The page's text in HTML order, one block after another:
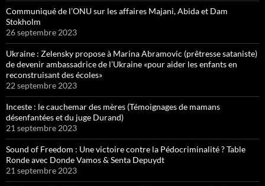
Communiqué de l’ONU sur les affaires Majani, Abida et Dam
Stokholm
26 septembre 2023
Ukraine : Zelensky propose à Marina Abramovic (prêtresse sataniste)
de devenir ambassadrice de l’Ukraine «pour aider les enfants en
reconstruisant des écoles»
22 septembre 2023
Inceste : le cauchemar des mères (Témoignages de mamans
désenfantées et du juge Durand)
21 septembre 2023
Sound of Freedom : Une victoire contre la Pédocriminalité ? Table
Ronde avec Donde Vamos & Senta Depuydt
21 septembre 2023